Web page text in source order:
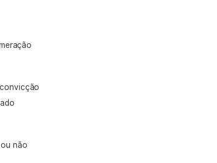
convicção
não